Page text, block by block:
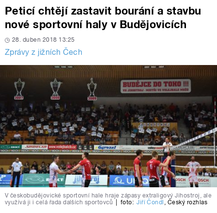
Peticí chtějí zastavit bourání a stavbu
nové sportovní haly v Budějovicích
28. duben 2018 13:25
Zprávy z jižních Čech
V českobudějovické sportovní hale hraje zápasy extraligový Jihostroj, ale
využívá ji i celá řada dalších sportovců
foto: Jiří Čondl , Český rozhlas